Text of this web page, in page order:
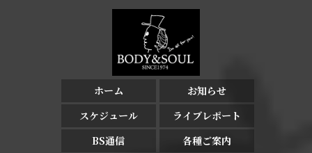
ホーム
お知らせ
スケジュール
ライブレポート
BS通信
各種ご案内